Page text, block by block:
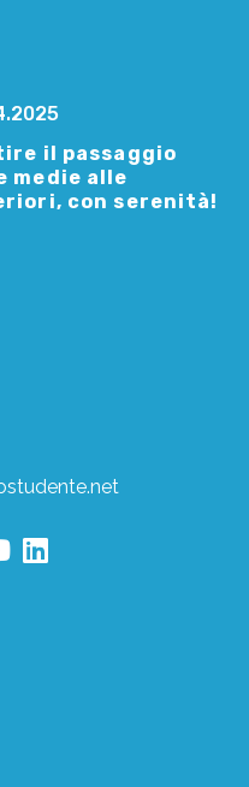
il passaggio
medie alle
con serenità!